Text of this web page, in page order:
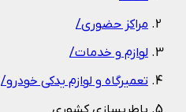
مراکز حضوری/
لوازم و خدمات/
تعمیرگاه و لوازم یدکی خودرو/